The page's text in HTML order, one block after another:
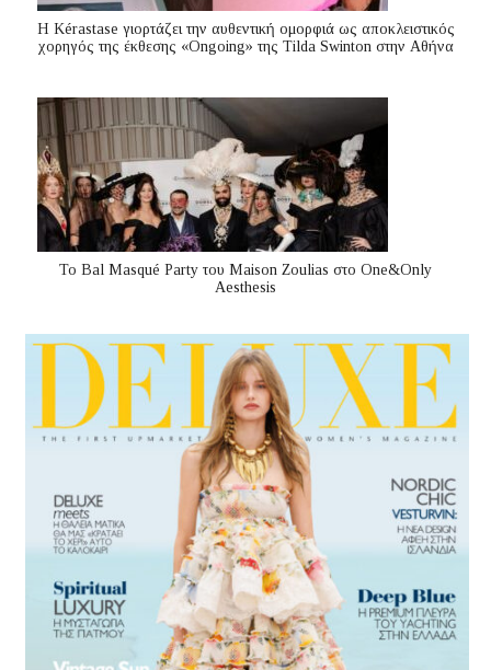
Η Kérastase γιορτάζει την αυθεντική ομορφιά ως αποκλειστικός
χορηγός της έκθεσης «Ongoing» της Tilda Swinton στην Αθήνα
Το Bal Masqué Party του Maison Zoulias στο One&Only
Aesthesis